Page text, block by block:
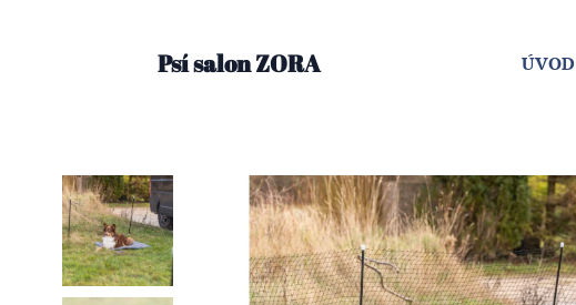
Psí salon ZORA ÚVOD